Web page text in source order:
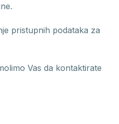
pristupnih podataka za
Vas da kontaktirate